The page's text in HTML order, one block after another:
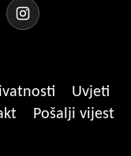
Uvjeti
Pošalji vijest